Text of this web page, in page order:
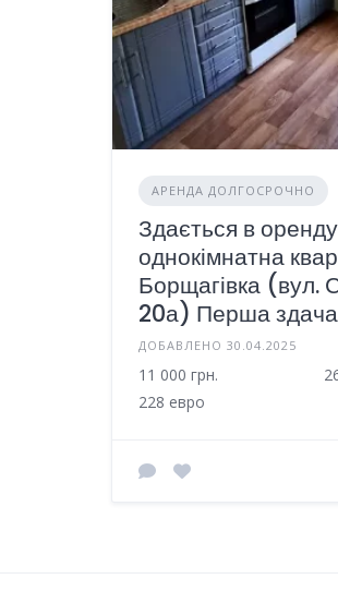
АРЕНДА ДОЛГОСРОЧНО
Здається в оренду
однокімнатна
Борщагівка (вул.
20а) Перша
ДОБАВЛЕНО 30.04.2025
11 000 грн.
228 евро